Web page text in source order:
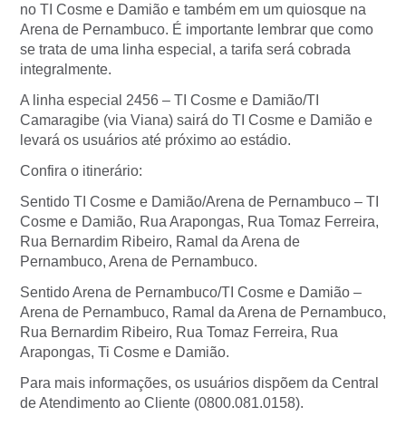
no TI Cosme e Damião e também em um quiosque na
Arena de Pernambuco. É importante lembrar que como
se trata de uma linha especial, a tarifa será cobrada
integralmente.
A linha especial 2456 – TI Cosme e Damião/TI
Camaragibe (via Viana) sairá do TI Cosme e Damião e
levará os usuários até próximo ao estádio.
Confira o itinerário:
Sentido TI Cosme e Damião/Arena de Pernambuco – TI
Cosme e Damião, Rua Arapongas, Rua Tomaz Ferreira,
Rua Bernardim Ribeiro, Ramal da Arena de
Pernambuco, Arena de Pernambuco.
Sentido Arena de Pernambuco/TI Cosme e Damião –
Arena de Pernambuco, Ramal da Arena de Pernambuco,
Rua Bernardim Ribeiro, Rua Tomaz Ferreira, Rua
Arapongas, Ti Cosme e Damião.
Para mais informações, os usuários dispõem da Central
de Atendimento ao Cliente (0800.081.0158).